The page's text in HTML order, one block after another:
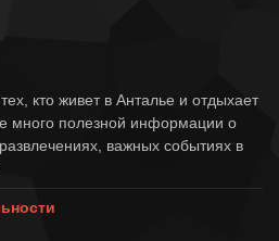
кто живет в Анталье и отдыхает
много полезной информации о
важных событиях в